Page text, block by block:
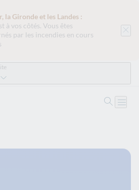
la Gironde et les Landes :
à vos côtés. Vous êtes
par les incendies en cours